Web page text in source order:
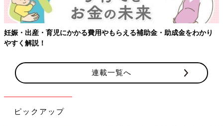
妊娠・出産・育児にかかる費用やもらえる補助金・助成金をわかり
やすく解説！
連載一覧へ
ピックアップ